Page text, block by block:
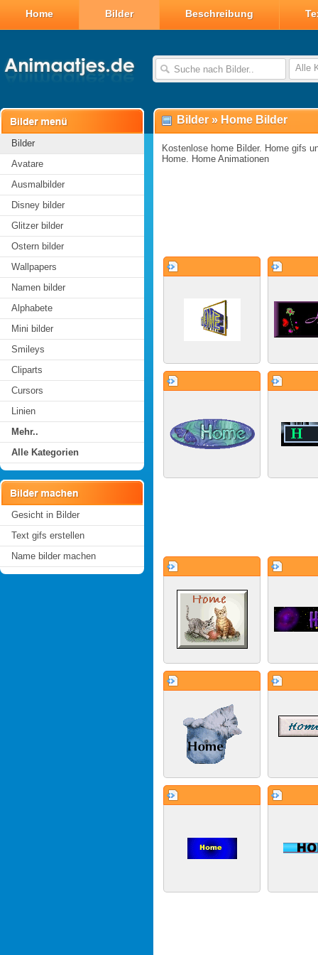
Home Bilder Beschreibung
Alle
Bilder
Avatare
Ausmalbilder
Disney bilder
Glitzer bilder
Ostern bilder
Wallpapers
Namen bilder
Alphabete
Mini bilder
Smileys
Cliparts
Cursors
Linien
Mehr..
Alle Kategorien
Gesicht in Bilder
Text gifs erstellen
Name bilder machen
Bilder » Home Bilder
Kostenlose home Bilder. Home gifs
Home. Home Animationen